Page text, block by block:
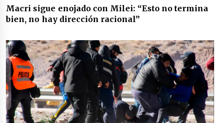
Macri sigue enojado con Milei: “Esto no termina
bien, no hay dirección racional”